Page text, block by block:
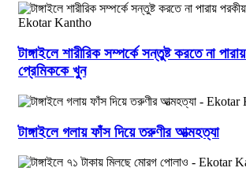
টাঙ্গাইলে শারীরিক সম্পর্কে সন্তুষ্ট করতে না
প্রেমিককে খুন
টাঙ্গাইলে গলায় ফাঁস দিয়ে তরুণীর আত্মহত্যা